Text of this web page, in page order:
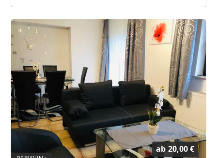
ab 20,00 €